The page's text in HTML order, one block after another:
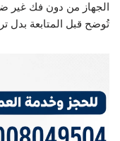
الجهاز من دون فك غير
تُوضح قبل المتابعة بدل